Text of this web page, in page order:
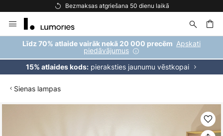
Bezmaksas atgriešana 50 dienu laikā
to
Content
Līdz 70% atlaide vairāk nekā 20 000 precēm Apskati
piedāvājumus
15% atlaides kods:pieraksties jaunumu vēstkopai
Sienas lampas